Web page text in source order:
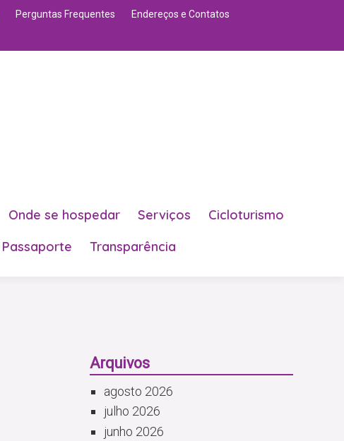
Perguntas Frequentes
Endereços e Contatos
Onde se hospedar Serviços
Cicloturismo
Passaporte Transparência
Arquivos
agosto 2026
julho 2026
junho 2026